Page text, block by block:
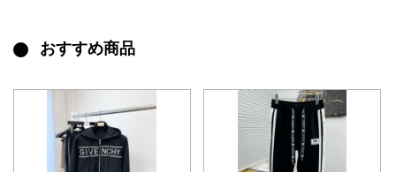
おすすめ商品